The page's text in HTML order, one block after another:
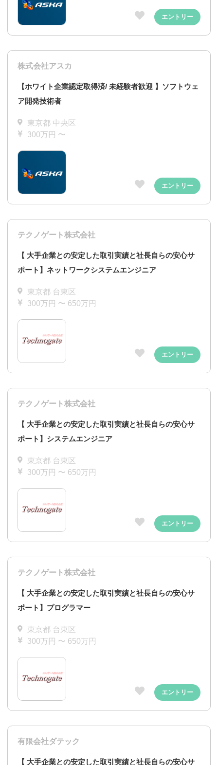
エントリー
株式会社アスカ
【ホワイト企業認定取得済/ 未経験者歓迎 】ソフトウェ
ア開発技術者
東京都 中央区
300万円 〜
エントリー
テクノゲート株式会社
【 大手企業との安定した取引実績と社長自らの安心サ
ポート】ネットワークシステムエンジニア
東京都 台東区
300万円 〜 650万円
エントリー
テクノゲート株式会社
【 大手企業との安定した取引実績と社長自らの安心サ
ポート】システムエンジニア
東京都 台東区
300万円 〜 650万円
エントリー
テクノゲート株式会社
【 大手企業との安定した取引実績と社長自らの安心サ
ポート】プログラマー
東京都 台東区
300万円 〜 650万円
エントリー
有限会社ダテック
【 大手企業との安定した取引実績と社長自らの安心サ